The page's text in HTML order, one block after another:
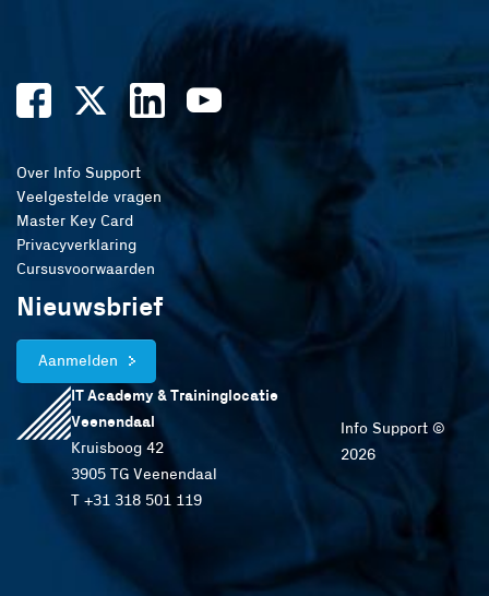
Over Info Support
Veelgestelde vragen
Master Key Card
Privacyverklaring
Cursusvoorwaarden
Nieuwsbrief
Aanmelden
IT Academy & Traininglocatie
Veenendaal
Kruisboog 42
3905 TG Veenendaal
T +31 318 501 119
Info Support ©
2026